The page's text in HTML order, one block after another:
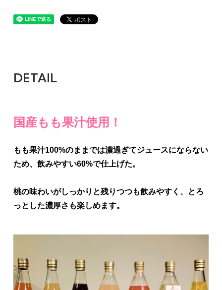
DETAIL
国産もも果汁使用！
もも果汁100%のままでは濃過ぎてジュースにならない
ため、飲みやすい60%で仕上げた。
桃の味わいがしっかりと残りつつも飲みやすく、とろ
っとした濃厚さも楽しめます。